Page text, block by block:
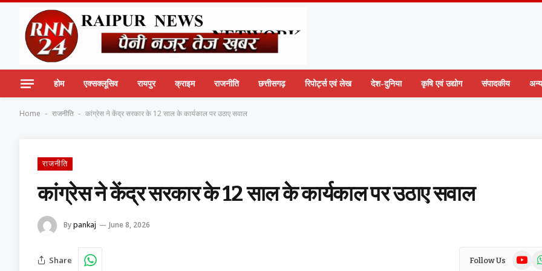
होम एक्सक्लूसिव रायपुर क्राइम राजनीति छत्तीसगढ़ रिपोर्ट्स एवं लेख देश-दुनिया कृषि एवं उद्योग संपादकीय अन्य
Home - राजनीति - कांग्रेस ने केंद्र सरकार के 12 साल के कार्यकाल पर उठाए सवाल
राजनीति
कांग्रेस ने केंद्र सरकार के 12 साल के कार्यकाल पर उठाए सवाल
Bypankaj June 8, 2026
Share Follow Us